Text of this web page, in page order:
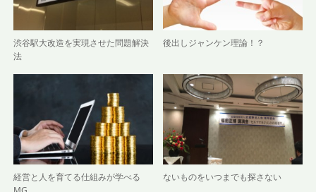
渋谷駅大改造を実現させた問題解決
法
後出しジャンケン理論！？
経営と人を育てる仕組みが学べる
ないものをいつまでも探さない